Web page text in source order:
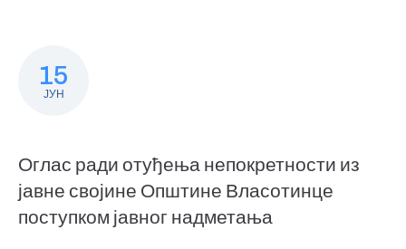
15
ЈУН
Оглас ради отуђења непокретности из
јавне својине Општине Власотинце
поступком јавног надметања